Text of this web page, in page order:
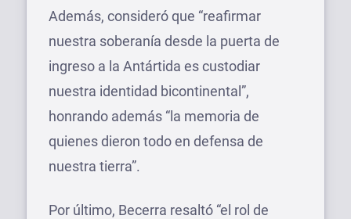
Además, consideró que “reafirmar
nuestra soberanía desde la puerta de
ingreso a la Antártida es custodiar
nuestra identidad bicontinental”,
honrando además “la memoria de
quienes dieron todo en defensa de
nuestra tierra”.
Por último, Becerra resaltó “el rol de